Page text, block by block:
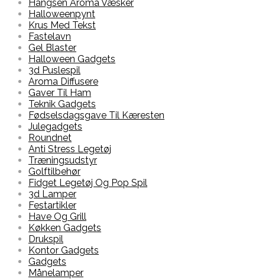
Hangsen Aroma Væsker
Halloweenpynt
Krus Med Tekst
Fastelavn
Gel Blaster
Halloween Gadgets
3d Puslespil
Aroma Diffusere
Gaver Til Ham
Teknik Gadgets
Fødselsdagsgave Til Kæresten
Julegadgets
Roundnet
Anti Stress Legetøj
Træningsudstyr
Golftilbehør
Fidget Legetøj Og Pop Spil
3d Lamper
Festartikler
Have Og Grill
Køkken Gadgets
Drukspil
Kontor Gadgets
Gadgets
Månelamper